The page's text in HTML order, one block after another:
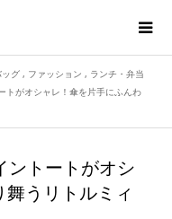
グ , ファッション , ランチ・弁当
トがオシャレ！傘を片手にふんわ
ントートがオシ
うリトルミィ